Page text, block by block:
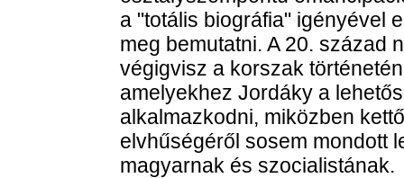
a "totális biográfia" igényével
meg bemutatni. A 20. század
végigvisz a korszak
amelyekhez Jordáky a
alkalmazkodni, miközben
elvhűségéről sosem mondott
magyarnak és szocialistának.